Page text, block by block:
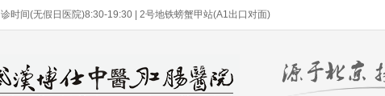
诊时间(无假日医院)8:30-19:30 | 2号地铁螃蟹甲站(A1出口对面)